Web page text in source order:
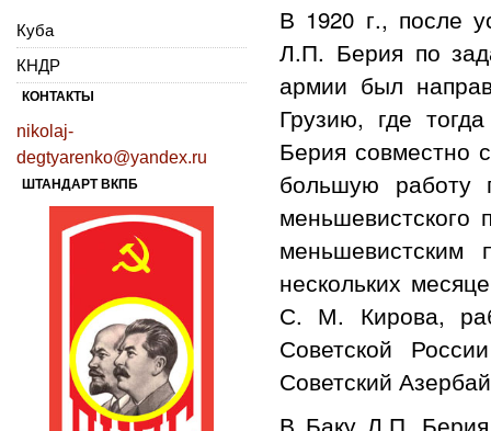
В 1920 г., после
Л.П. Берия по
армии был
Грузию, где
Берия совместно
большую работу
нескольких
С. М. Кирова,
Советской
Советский
В Баку Л.П.
Куба
КНДР
КОНТАКТЫ
nikolaj-
degtyarenko@yandex.ru
ШТАНДАРТ ВКПБ